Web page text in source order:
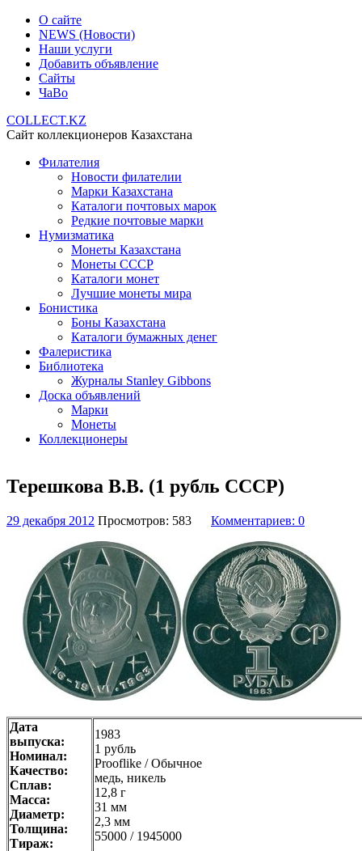
О сайте
NEWS (Новости)
Наши услуги
Добавить объявление
Сайты
ЧаВо
COLLECT.KZ
Сайт коллекционеров Казахстана
Филателия
Новости филателии
Марки Казахстана
Каталоги почтовых марок
Редкие почтовые марки
Нумизматика
Монеты Казахстана
Монеты СССР
Каталоги монет
Лучшие монеты мира
Бонистика
Боны Казахстана
Каталоги бумажных денег
Фалеристика
Библиотека
Журналы Stanley Gibbons
Доска объявлений
Марки
Монеты
Коллекционеры
Терешкова В.В. (1 рубль СССР)
29 декабря 2012 Просмотров: 583 Комментариев: 0
Дата
выпуска:
Номинал:
Качество:
Сплав:
Масса:
Диаметр:
Толщина:
Тираж:
1983
1 рубль
Prooflike / Обычное
медь, никель
12,8 г
31 мм
2,3 мм
55000 / 1945000